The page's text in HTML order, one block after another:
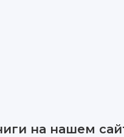
на нашем